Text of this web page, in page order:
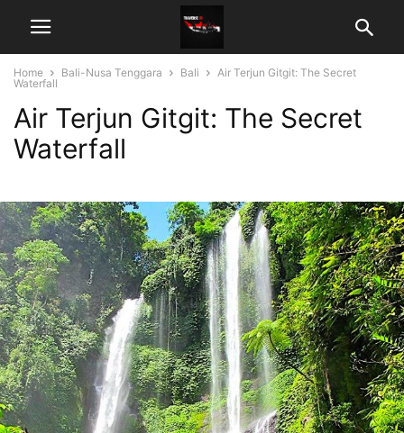
Home Bali-Nusa Tenggara Bali
Air Terjun Gitgit: The Secret
Waterfall
Air Terjun Gitgit: The Secret
Waterfall